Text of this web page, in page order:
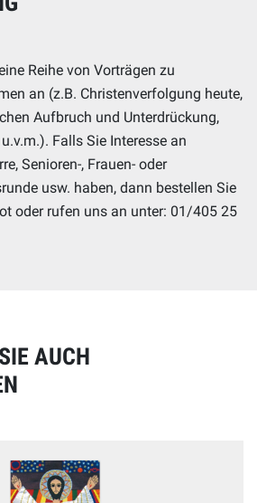
Reihe von Vorträgen zu
an (z.B. Christenverfolgung heute,
Aufbruch und Unterdrückung,
Falls Sie Interesse an
Senioren-, Frauen- oder
usw. haben, dann bestellen Sie
oder rufen uns an unter: 01/405 25
AUCH